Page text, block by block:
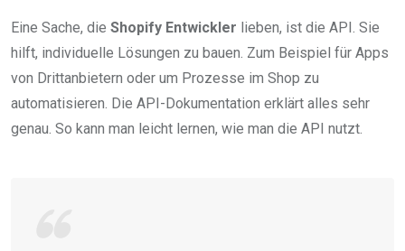
Eine Sache, die Shopify Entwickler lieben, ist die API. Sie
hilft, individuelle Lösungen zu bauen. Zum Beispiel für Apps
von Drittanbietern oder um Prozesse im Shop zu
automatisieren. Die API-Dokumentation erklärt alles sehr
genau. So kann man leicht lernen, wie man die API nutzt.